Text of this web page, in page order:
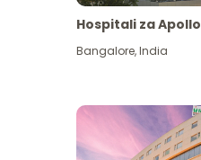
Hospitali za Apollo
Bangalore,India